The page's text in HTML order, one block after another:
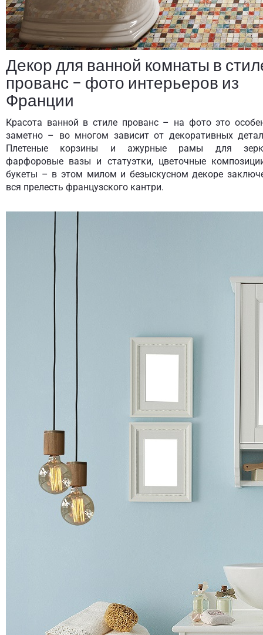
Декор для ванной комнаты в
прованс – фото интерьеров из
Франции
Красота ванной в стиле прованс – на фото это
заметно – во многом зависит от декоративных
Плетеные корзины и ажурные рамы для
фарфоровые вазы и статуэтки, цветочные
букеты – в этом милом и безыскусном декоре
вся прелесть французского кантри.